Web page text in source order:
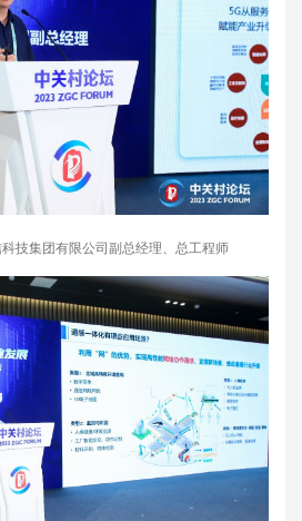
技集团有限公司副总经理、总工程师